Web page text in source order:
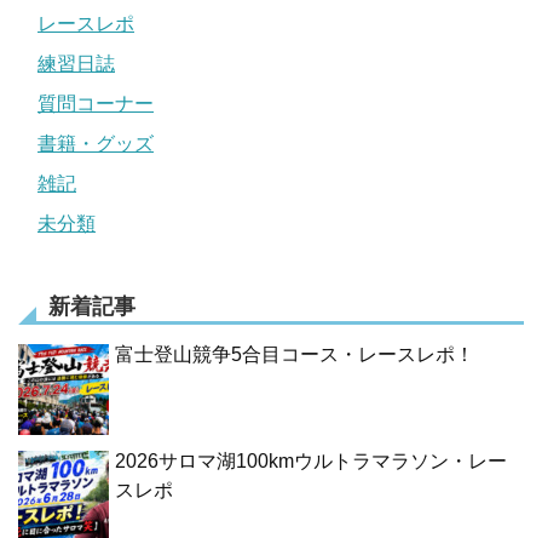
レースレポ
練習日誌
質問コーナー
書籍・グッズ
雑記
未分類
新着記事
富士登山競争5合目コース・レースレポ！
2026サロマ湖100kmウルトラマラソン・レー
スレポ